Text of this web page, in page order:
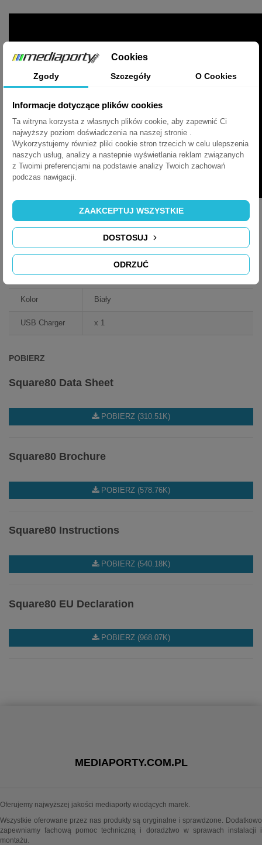
KARTA KATALOGOWA EVOLINE SQUARE80
ARKUSZ DANYCH
Kolor Biały
USB Charger x 1
POBIERZ
Square80 Data Sheet
POBIERZ (310.51K)
Square80 Brochure
POBIERZ (578.76K)
Square80 Instructions
POBIERZ (540.18K)
Square80 EU Declaration
POBIERZ (968.07K)
MEDIAPORTY.COM.PL
Oferujemy najwyższej jakości mediaporty wiodących marek.
Wszystkie oferowane przez nas produkty są oryginalne i sprawdzone. Dodatkowo
zapewniamy fachową pomoc techniczną i doradztwo w sprawach instalacji i
montażu.
Cookies
Zgody Szczegóły O Cookies
Informacje dotyczące plików cookies
Ta witryna korzysta z własnych plików cookie, aby zapewnić Ci
najwyższy poziom doświadczenia na naszej stronie .
Wykorzystujemy również pliki cookie stron trzecich w celu ulepszenia
naszych usług, analizy a nastepnie wyświetlania reklam związanych
z Twoimi preferencjami na podstawie analizy Twoich zachowań
podczas nawigacji.
ODRZUĆ
DOSTOSUJ
ZAAKCEPTUJ WSZYSTKIE